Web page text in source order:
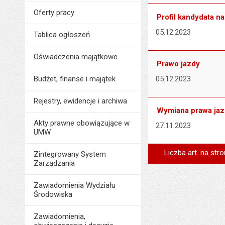
Oferty pracy
Tablica ogłoszeń
Oświadczenia majątkowe
Budżet, finanse i majątek
Rejestry, ewidencje i archiwa
Akty prawne obowiązujące w
UMW
Zintegrowany System
Zarządzania
Zawiadomienia Wydziału
Środowiska
Zawiadomienia,
Profil kandydata
05.12.2023
Prawo jazdy
05.12.2023
Wymiana prawa
27.11.2023
Liczba art. na